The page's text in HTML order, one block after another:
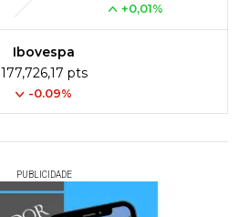
+0,01%
Ibovespa
177,726,17 pts
-0.09%
PUBLICIDADE